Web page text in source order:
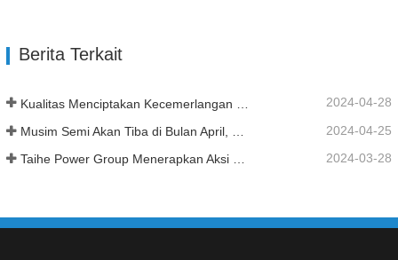
Berita Terkait
2024-04-28
2024-04-25
2024-03-28